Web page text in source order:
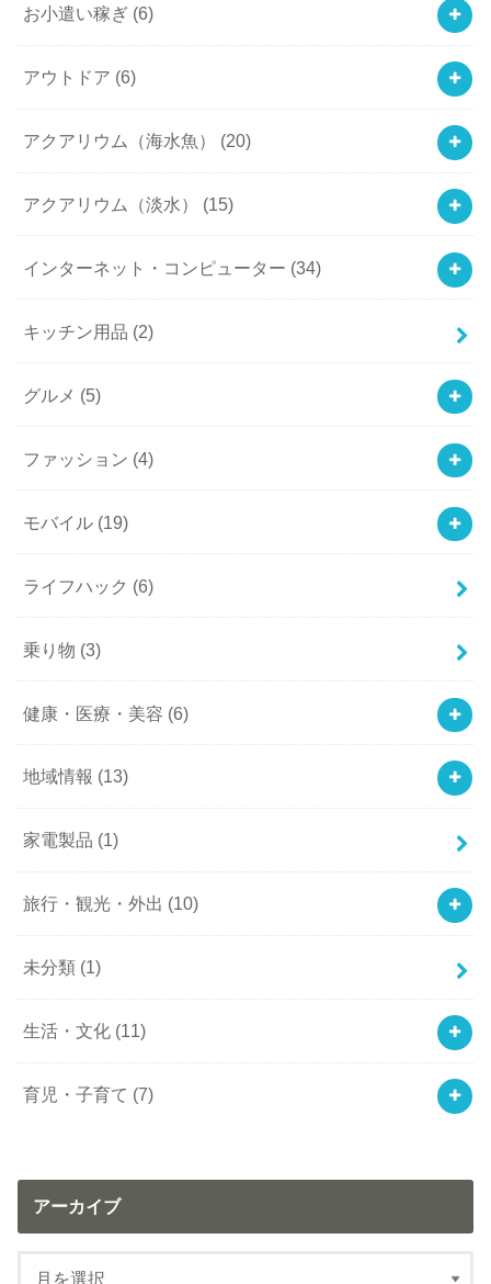
お小遣い稼ぎ (6)
アウトドア (6)
アクアリウム（海水魚） (20)
アクアリウム（淡水） (15)
インターネット・コンピューター (34)
キッチン用品 (2)
グルメ (5)
ファッション (4)
モバイル (19)
ライフハック (6)
乗り物 (3)
健康・医療・美容 (6)
地域情報 (13)
家電製品 (1)
旅行・観光・外出 (10)
未分類 (1)
生活・文化 (11)
育児・子育て (7)
アーカイブ